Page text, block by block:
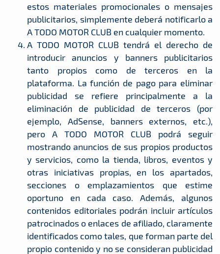
estos materiales promocionales o mensajes
publicitarios, simplemente deberá notificarlo a
A TODO MOTOR CLUB en cualquier momento.
A TODO MOTOR CLUB tendrá el derecho de
introducir anuncios y banners publicitarios
tanto propios como de terceros en la
plataforma. La función de pago para eliminar
publicidad se refiere principalmente a la
eliminación de publicidad de terceros (por
ejemplo, AdSense, banners externos, etc.),
pero A TODO MOTOR CLUB podrá seguir
mostrando anuncios de sus propios productos
y servicios, como la tienda, libros, eventos y
otras iniciativas propias, en los apartados,
secciones o emplazamientos que estime
oportuno en cada caso. Además, algunos
contenidos editoriales podrán incluir artículos
patrocinados o enlaces de afiliado, claramente
identificados como tales, que forman parte del
propio contenido y no se consideran publicidad